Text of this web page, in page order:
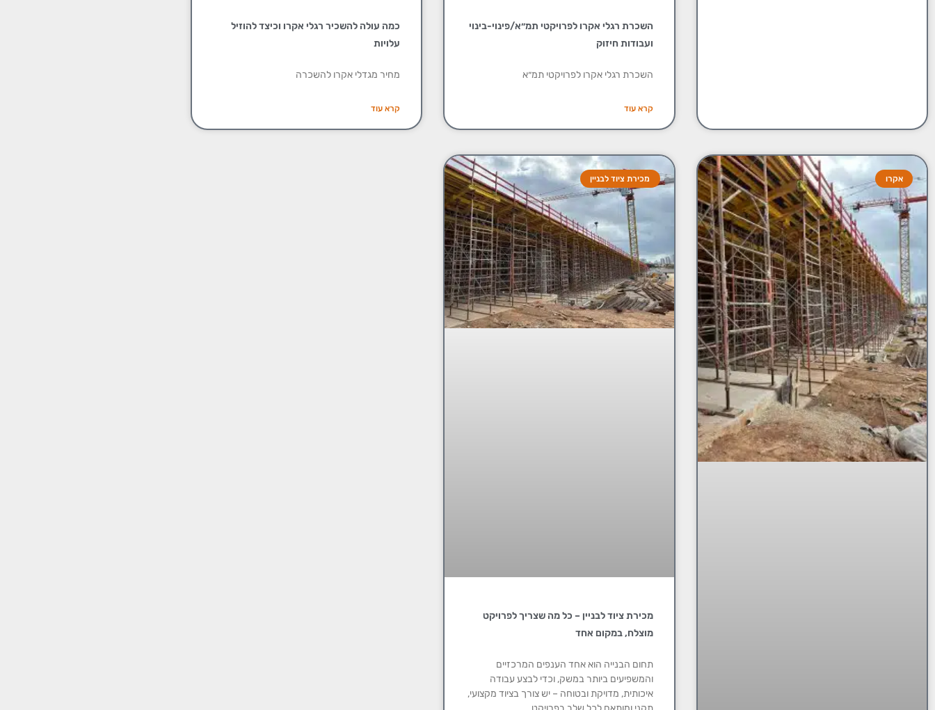
השכרת רגלי אקרו לפרויקטי תמ״א/פינוי-בינוי
ועבודות חיזוק
השכרת רגלי אקרו לפרויקטי תמ״א
קרא עוד
כמה עולה להשכיר רגלי אקרו וכיצד להוזיל
עלויות
מחיר מגדלי אקרו להשכרה
קרא עוד
אקרו מכירת ציוד לבניין
מכירת ציוד לבניין – כל מה שצריך לפרויקט
מוצלח, במקום אחד
תחום הבנייה הוא אחד הענפים המרכזיים
והמשפיעים ביותר במשק, וכדי לבצע עבודה
איכותית, מדויקת ובטוחה – יש צורך בציוד מקצועי,